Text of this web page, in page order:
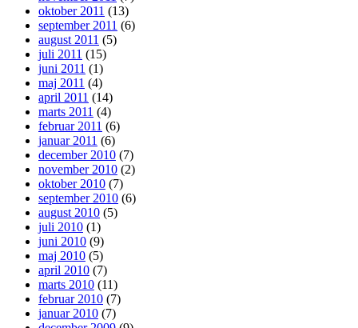
oktober 2011 (13)
september 2011 (6)
august 2011 (5)
juli 2011 (15)
juni 2011 (1)
maj 2011 (4)
april 2011 (14)
marts 2011 (4)
februar 2011 (6)
januar 2011 (6)
december 2010 (7)
november 2010 (2)
oktober 2010 (7)
september 2010 (6)
august 2010 (5)
juli 2010 (1)
juni 2010 (9)
maj 2010 (5)
april 2010 (7)
marts 2010 (11)
februar 2010 (7)
januar 2010 (7)